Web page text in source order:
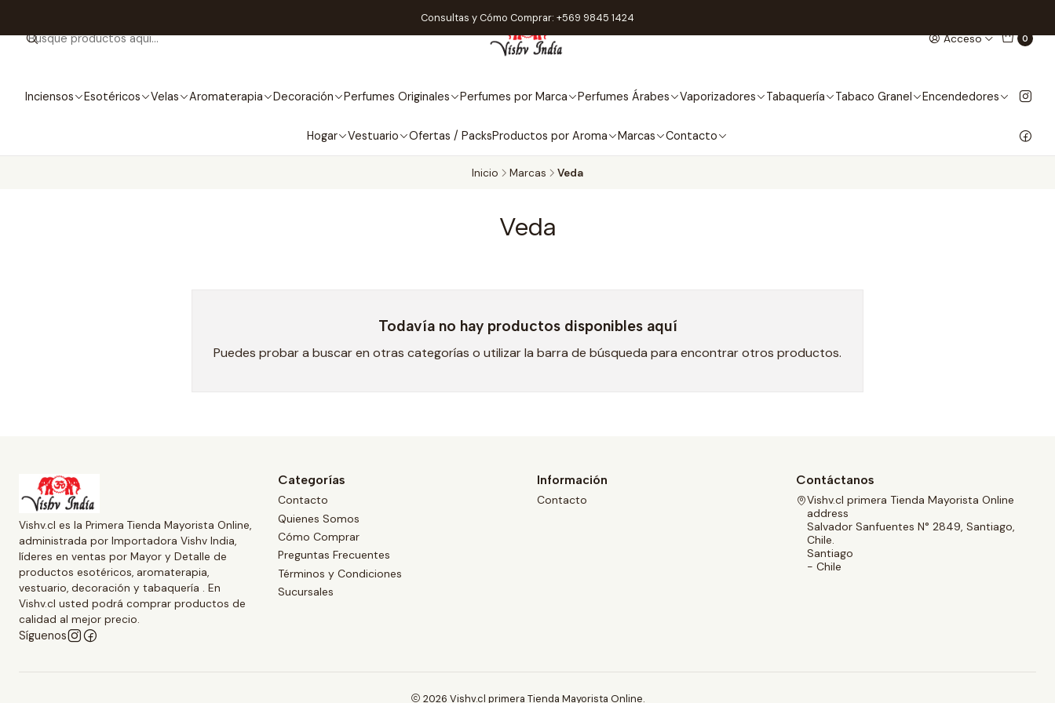
Acceso 0
Inciensos Esotéricos Velas Aromaterapia Decoración Perfumes Originales Perfumes por Marca Perfumes Árabes Vaporizadores Tabaquería Tabaco Granel Encendedores
Hogar Vestuario Ofertas / PacksProductos por Aroma Marcas Contacto
Consultas y Cómo Comprar: +569 9845 1424
Inicio Marcas Veda
Veda
Todavía no hay productos disponibles aquí
Puedes probar a buscar en otras categorías o utilizar la barra de búsqueda para encontrar otros productos.
Vishv.cl es la Primera Tienda Mayorista Online,
administrada por Importadora Vishv India,
líderes en ventas por Mayor y Detalle de
productos esotéricos, aromaterapia,
vestuario, decoración y tabaquería . En
Vishv.cl usted podrá comprar productos de
calidad al mejor precio.
Síguenos
Categorías
Contacto
Quienes Somos
Cómo Comprar
Preguntas Frecuentes
Términos y Condiciones
Sucursales
Información
Contacto
Contáctanos
Vishv.cl primera Tienda Mayorista Online
address
Salvador Sanfuentes N° 2849, Santiago,
Chile.
Santiago
- Chile
2026 Vishv.cl primera Tienda Mayorista Online.